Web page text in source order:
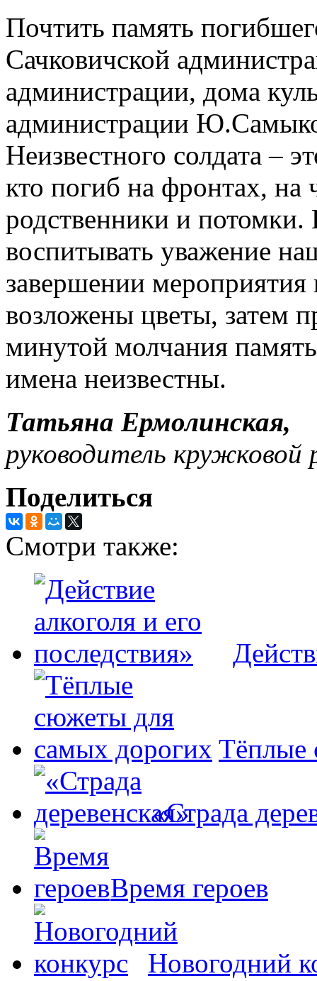
Почтить память
Сачковичской
администрации, дома
администрации
Неизвестного солдата –
кто погиб на фронтах,
родственники и
воспитывать уважение
завершении
возложены цветы, затем
минутой молчания
имена неизвестны.
Татьяна Ермолинская,
руководитель
Поделиться
Смотри также:
Тёплые
«Страда
Время героев
Новогодний